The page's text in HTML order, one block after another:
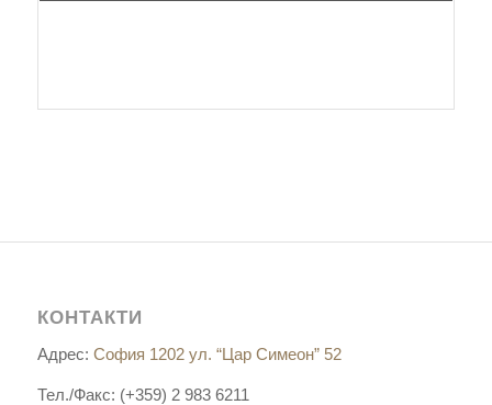
КОНТАКТИ
Адрес: София 1202 ул. “Цар Симеон” 52
Тел./Факс: (+359) 2 983 6211